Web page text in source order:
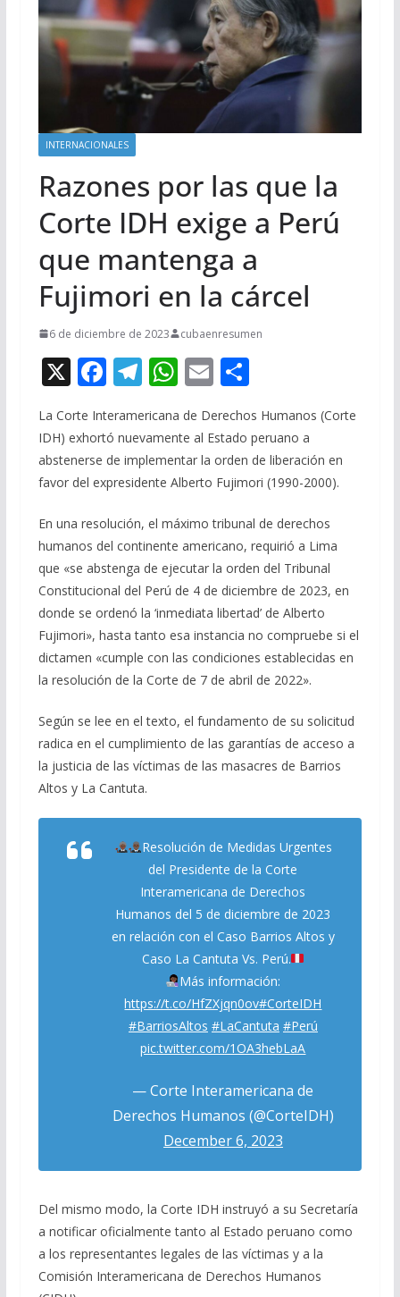
INTERNACIONALES
Razones por las que la
Corte IDH exige a Perú
que mantenga a
Fujimori en la cárcel
6 de diciembre de 2023 cubaenresumen
X F
e
b
o
o
k
T
e
gr
a
m
W
h
at
s
A
p
p
E
m
ai
l
C
m
p
ar
ti
r
La Corte Interamericana de Derechos Humanos (Corte
IDH) exhortó nuevamente al Estado peruano a
abstenerse de implementar la orden de liberación en
favor del expresidente Alberto Fujimori (1990-2000).
En una resolución, el máximo tribunal de derechos
humanos del continente americano, requirió a Lima
que «se abstenga de ejecutar la orden del Tribunal
Constitucional del Perú de 4 de diciembre de 2023, en
donde se ordenó la ‘inmediata libertad’ de Alberto
Fujimori», hasta tanto esa instancia no compruebe si el
dictamen «cumple con las condiciones establecidas en
la resolución de la Corte de 7 de abril de 2022».
Según se lee en el texto, el fundamento de su solicitud
radica en el cumplimiento de las garantías de acceso a
la justicia de las víctimas de las masacres de Barrios
Altos y La Cantuta.
Resolución de Medidas Urgentes
del Presidente de la Corte
Interamericana de Derechos
Humanos del 5 de diciembre de 2023
en relación con el Caso Barrios Altos y
Caso La Cantuta Vs. Perú.
Más información:
https://t.co/HfZXjqn0ov#CorteIDH
#BarriosAltos #LaCantuta #Perú
pic.twitter.com/1OA3hebLaA
— Corte Interamericana de
Derechos Humanos (@CorteIDH)
December 6, 2023
Del mismo modo, la Corte IDH instruyó a su Secretaría
a notificar oficialmente tanto al Estado peruano como
a los representantes legales de las víctimas y a la
Comisión Interamericana de Derechos Humanos